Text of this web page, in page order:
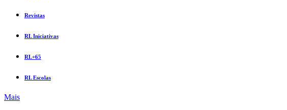
Revistas
RL Iniciativas
RL+65
RL Escolas
Mais